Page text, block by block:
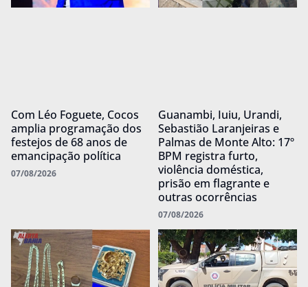
Com Léo Foguete, Cocos
amplia programação dos
festejos de 68 anos de
emancipação política
07/08/2026
Guanambi, Iuiu, Urandi,
Sebastião Laranjeiras e
Palmas de Monte Alto: 17º
BPM registra furto,
violência doméstica,
prisão em flagrante e
outras ocorrências
07/08/2026